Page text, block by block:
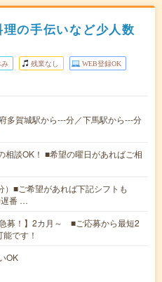
理の手伝いなど少人数
み 残業なし WEB登録OK
多賀城駅から---分／下馬駅から---分
相談OK！ ■希望の曜日があればご相
■ご希望があれば下記シフトも
遅番 …
急募！】2カ月～ ■ご応募から最短2
です！
OK